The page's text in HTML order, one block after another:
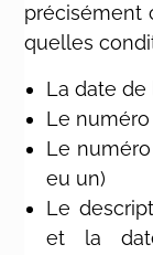
précisément
quelles
La date de
Le
Le
eu un)
Le
et la